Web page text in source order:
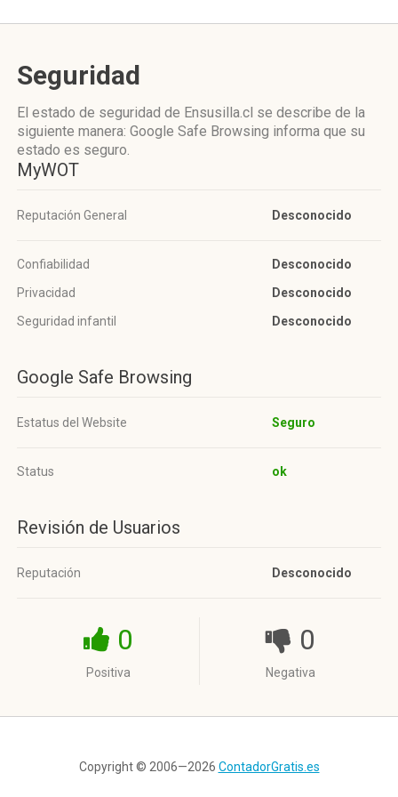
Seguridad
El estado de seguridad de Ensusilla.cl se describe de la
siguiente manera: Google Safe Browsing informa que su
estado es seguro.
MyWOT
Reputación General Desconocido
Confiabilidad
Desconocido
Privacidad
Desconocido
Seguridad infantil
Desconocido
Google Safe Browsing
Estatus del Website Seguro
Status ok
Revisión de Usuarios
Reputación Desconocido
0
Positiva
0
Negativa
Copyright © 2006—2026 ContadorGratis.es